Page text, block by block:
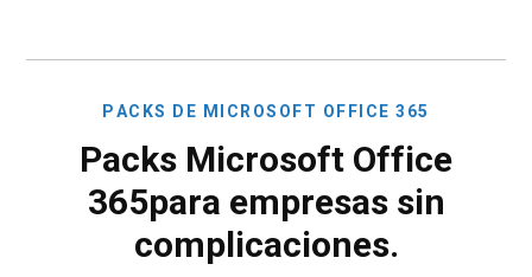
PAC KS D E M C R OS O FT O F F C E 3 65
Packs Microsoft Office
365para empresas sin
complicaciones.